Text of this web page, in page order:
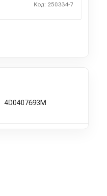
Код: 250334-7
4D0407693M